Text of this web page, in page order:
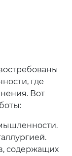
где
Вот
содержащих